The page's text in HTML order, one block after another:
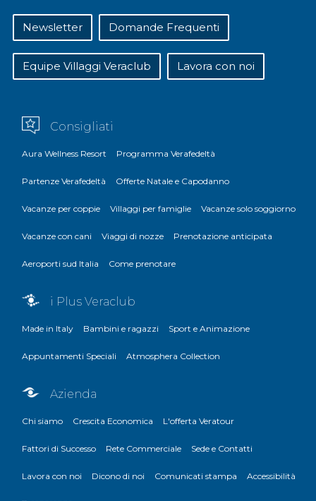
Newsletter Domande Frequenti
Equipe Villaggi Veraclub Lavora con noi
Consigliati
Aura Wellness Resort Programma Verafedeltà
Partenze Verafedeltà Offerte Natale e Capodanno
Vacanze per coppie Villaggi per famiglie Vacanze solo soggiorno
Vacanze con cani Viaggi di nozze Prenotazione anticipata
Aeroporti sud Italia Come prenotare
i Plus Veraclub
Made in Italy Bambini e ragazzi Sport e Animazione
Appuntamenti Speciali Atmosphera Collection
Azienda
Chi siamo Crescita Economica L'offerta Veratour
Fattori di Successo Rete Commerciale Sede e Contatti
Lavora con noi Dicono di noi Comunicati stampa Accessibilità